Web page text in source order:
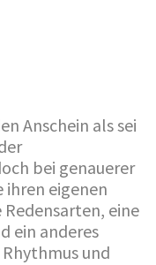
Anschein als sei
bei genauerer
ihren eigenen
eine
ein anderes
und